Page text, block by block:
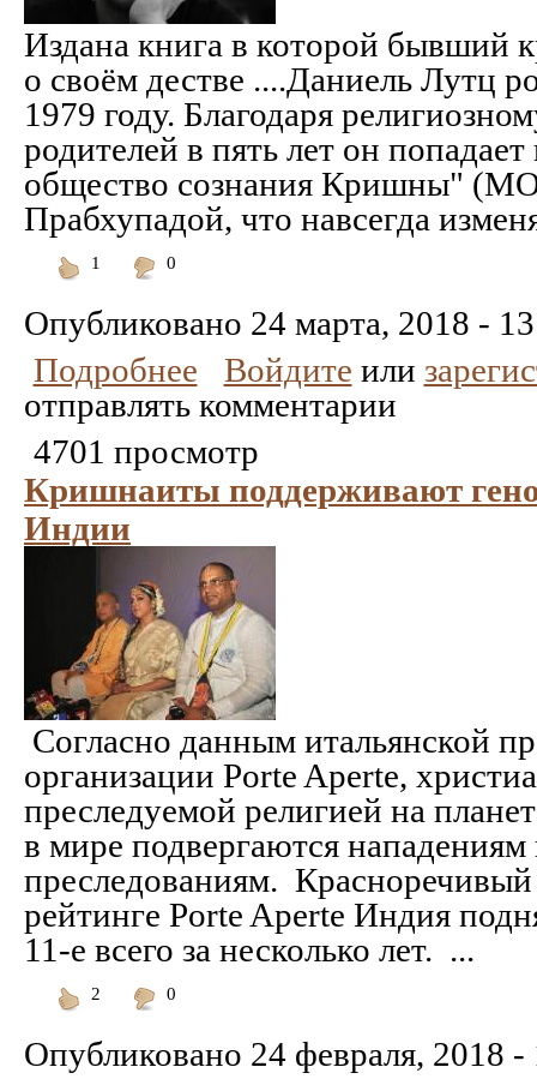
Издана книга в которой бывший
о своём дестве ....Даниель Лутц
1979 году. Благодаря
родителей в пять лет он
общество сознания Кришны"
Прабхупадой, что навсегда
1
0
Опубликовано 24 марта, 2018 -
Подробнее
Войдите или
отправлять комментарии
4701 просмотр
Кришнаиты поддерживают
Индии
Согласно данным итальянской
организации Porte Aperte,
преследуемой религией на
в мире подвергаются нападениям
преследованиям.
рейтинге Porte Aperte Индия
11-е всего за несколько лет. ...
2
0
Опубликовано 24 февраля, 2018 -